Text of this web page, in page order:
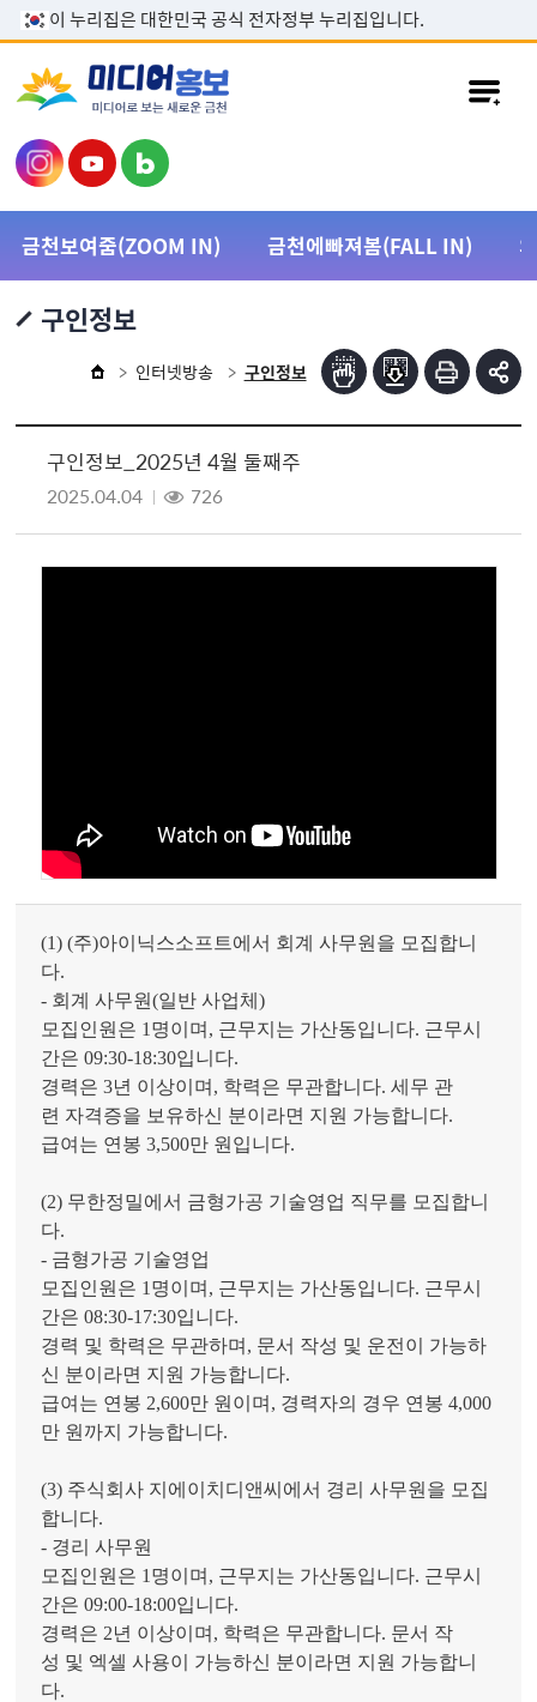
본문 바로가기
이 누리집은 대한민국 공식 전자정부 누리집입니다.
금천보여줌(ZOOM IN) 금천에빠져봄(FALL IN)
구인정보
인터넷방송 구인정보
구인정보_2025년 4월 둘째주
2025.04.04 726
(1) (주)아이닉스소프트에서 회계 사무원을 모집합니
다.
- 회계 사무원(일반 사업체)
모집인원은 1명이며, 근무지는 가산동입니다. 근무시
간은 09:30-18:30입니다.
경력은 3년 이상이며, 학력은 무관합니다. 세무 관
련 자격증을 보유하신 분이라면 지원 가능합니다.
급여는 연봉 3,500만 원입니다.
(2) 무한정밀에서 금형가공 기술영업 직무를 모집합니
다.
- 금형가공 기술영업
모집인원은 1명이며, 근무지는 가산동입니다. 근무시
간은 08:30-17:30입니다.
경력 및 학력은 무관하며, 문서 작성 및 운전이 가능하
신 분이라면 지원 가능합니다.
급여는 연봉 2,600만 원이며, 경력자의 경우 연봉 4,000
만 원까지 가능합니다.
(3) 주식회사 지에이치디앤씨에서 경리 사무원을 모집
합니다.
- 경리 사무원
모집인원은 1명이며, 근무지는 가산동입니다. 근무시
간은 09:00-18:00입니다.
경력은 2년 이상이며, 학력은 무관합니다. 문서 작
성 및 엑셀 사용이 가능하신 분이라면 지원 가능합니
다.